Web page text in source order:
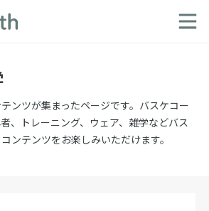
テンツが集まったページです。バスケコー
、トレーニング、ウェア、雑学などバス
ンテンツをお楽しみいただけます。